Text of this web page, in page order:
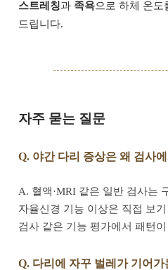
스트레칭과 족욕으로 하체 온도
드립니다.
자주 묻는 질문
Q. 야간 다리 증상은 왜 검사
A. 혈액·MRI 같은 일반 검사는
자율신경 기능 이상은 직접 보
검사 같은 기능 평가에서 패턴
Q. 다리에 자꾸 벌레가 기어